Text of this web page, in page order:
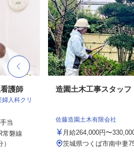
護師
人科クリ
当
常磐線
造園土木工事スタッフ
佐藤造園土木有限会社
月給264,000円〜
茨城県つくば市南中妻